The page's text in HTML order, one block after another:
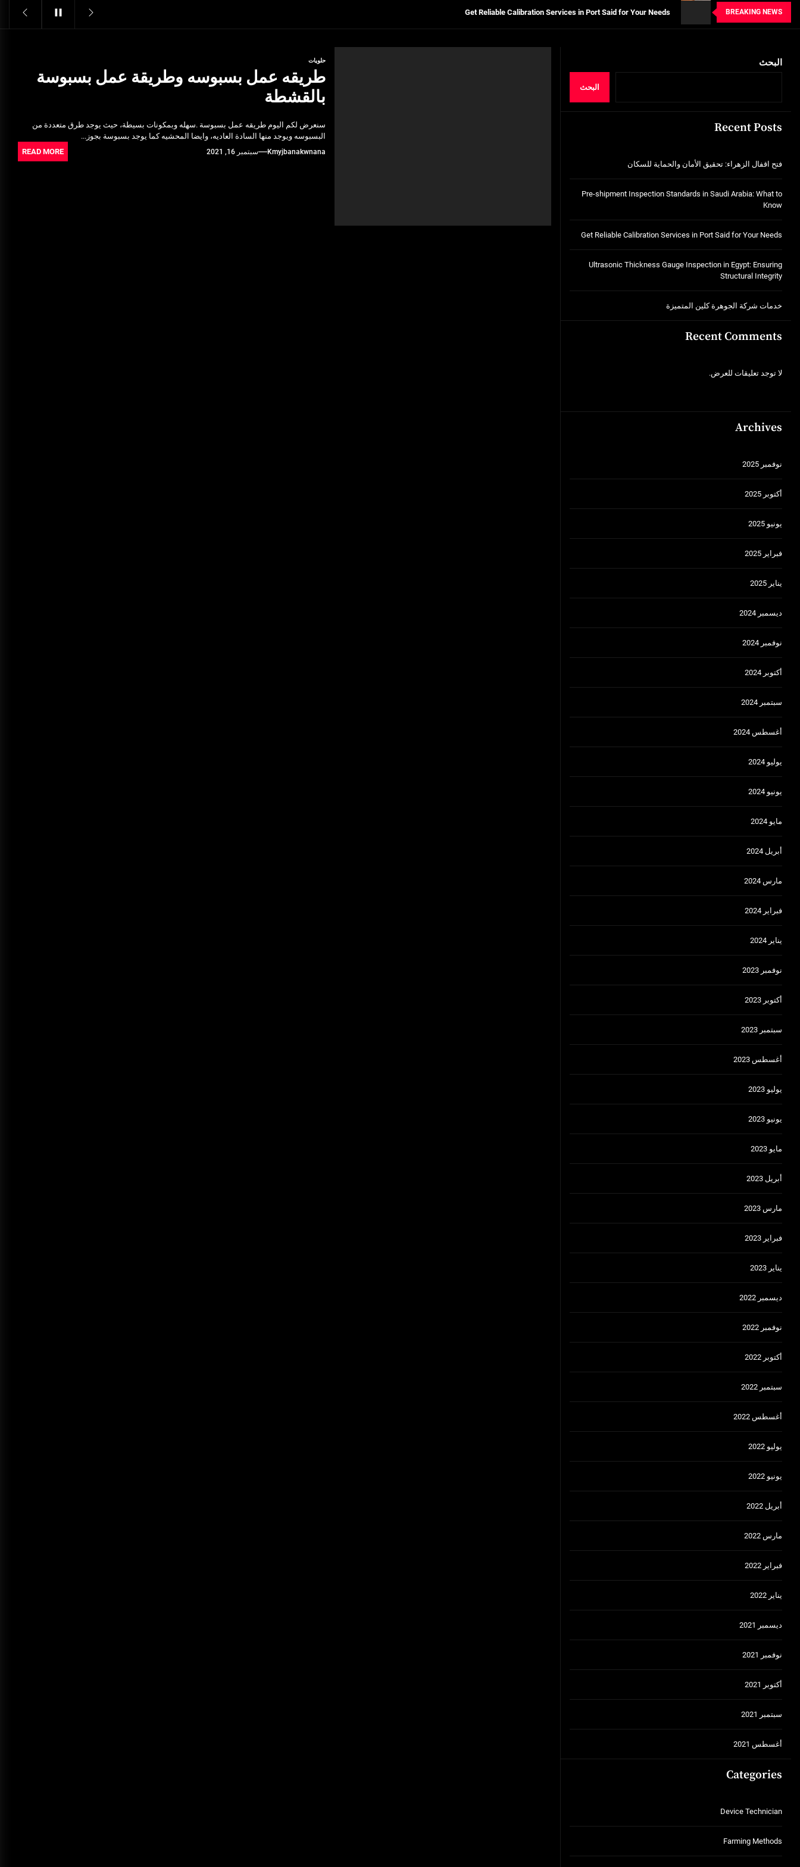
نوفمبر 22, 2025
Pre-shipment Inspection
BREAKING NEWS
Ultrasonic Thickness Gauge Inspection in Egypt: Ensuring Structural Integrity
Pre-shipment Inspection Standards in Saudi Arabia: What to Know
Get Reliable Calibration Services in Port Said for Your Needs
خدمات شركة الجوهرة كلين المتميزة
حلويات
طريقه عمل بسبوسه وطريقة عمل بسبوسة
بالقشطة
سنعرض لكم اليوم طريقه عمل بسبوسة .سهله وبمكونات بسيطة، حيث يوجد طرق متعددة من
البسبوسه ويوجد منها السادة العاديه، وايضا المحشيه كما يوجد بسبوسة بجوز...
Kmyjbanakwnana سبتمبر 16, 2021 READ MORE
البحث
البحث
Recent Posts
فتح اقفال الزهراء: تحقيق الأمان والحماية للسكان
Pre-shipment Inspection Standards in Saudi Arabia: What to
Know
Get Reliable Calibration Services in Port Said for Your Needs
Ultrasonic Thickness Gauge Inspection in Egypt: Ensuring
Structural Integrity
خدمات شركة الجوهرة كلين المتميزة
Recent Comments
لا توجد تعليقات للعرض.
Archives
نوفمبر 2025
أكتوبر 2025
يونيو 2025
فبراير 2025
يناير 2025
ديسمبر 2024
نوفمبر 2024
أكتوبر 2024
سبتمبر 2024
أغسطس 2024
يوليو 2024
يونيو 2024
مايو 2024
أبريل 2024
مارس 2024
فبراير 2024
يناير 2024
نوفمبر 2023
أكتوبر 2023
سبتمبر 2023
أغسطس 2023
يوليو 2023
يونيو 2023
مايو 2023
أبريل 2023
مارس 2023
فبراير 2023
يناير 2023
ديسمبر 2022
نوفمبر 2022
أكتوبر 2022
سبتمبر 2022
أغسطس 2022
يوليو 2022
يونيو 2022
أبريل 2022
مارس 2022
فبراير 2022
يناير 2022
ديسمبر 2021
نوفمبر 2021
أكتوبر 2021
سبتمبر 2021
أغسطس 2021
Categories
Device Technician
Farming Methods